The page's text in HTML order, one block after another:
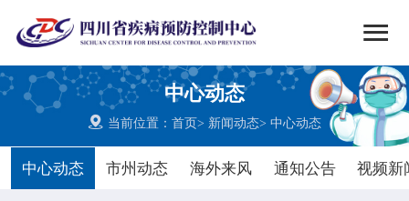

中心动态
 当前位置：首页> 新闻动态>中心动态
中心动态 市州动态 海外来风 通知公告 视频新

网站首页
中心概况 